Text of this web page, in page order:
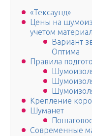
«Тексаунд»
Цены на
учетом
Вариант
Оптима
Правила
Крепление
Шуманет
Современные